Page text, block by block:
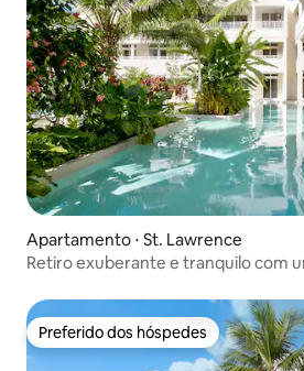
Apartamento ⋅ St. Lawrence
Retiro exuberante e tranquilo com
Preferido dos hóspedes
Preferido dos hóspedes